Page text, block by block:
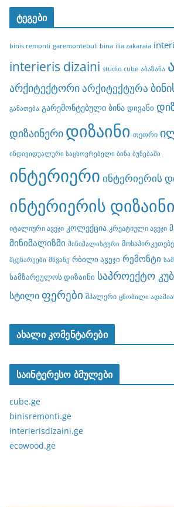
ტეგები
binis remonti garemontebuli bina ilia zakaraia
interieris dizaini studio cube აბაზანა
არქიტექტორიარქიტექტურა
განათება გარემონტებული ბინა დივანი
დიზაინერი დიზაინი თეთრი
ინდივიდუალური საცხოვრებელი ბინა ბუნებაში
ინტერიერი ინტერიერის
ინტერიერის დიზაინი
იტალიური ავეჯი კოლექცია კრეატიული ავეჯი
მინიმალიზმი მინიმალისტური
მცენარეები მწვანე რბილი ავეჯი რემონტი
სამზარეულოს დიზაინი საპროექტო
სტილი ფერები შპალერი ცნობილი
ახალი კომენტარები
საინტერესო ბმულები
cube.ge
binisremonti.ge
interierisdizaini.ge
ecowood.ge